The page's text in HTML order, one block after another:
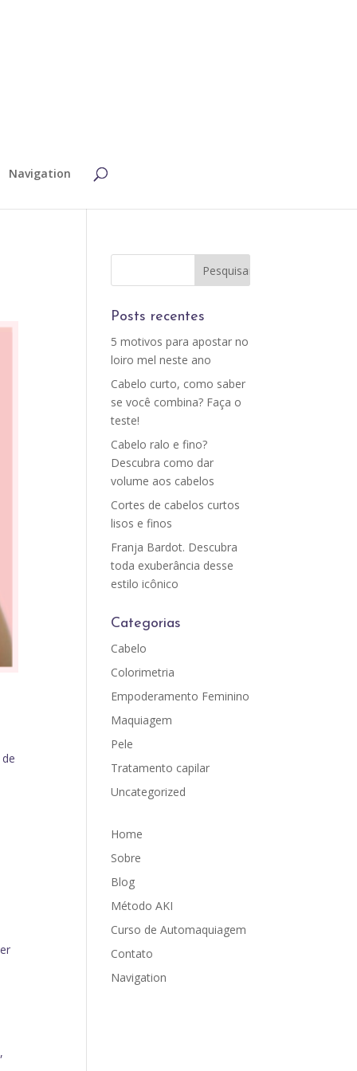
Navigation
Posts recentes
5 motivos para apostar no
loiro mel neste ano
Cabelo curto, como saber
se você combina? Faça o
teste!
Cabelo ralo e fino?
Descubra como dar
volume aos cabelos
Cortes de cabelos curtos
lisos e finos
Franja Bardot. Descubra
toda exuberância desse
estilo icônico
Categorias
Cabelo
Colorimetria
Empoderamento Feminino
Maquiagem
Pele
Tratamento capilar
Uncategorized
Home
Sobre
Blog
Método AKI
Curso de Automaquiagem
Contato
Navigation